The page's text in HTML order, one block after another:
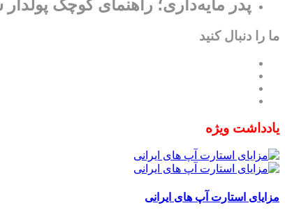
پدر مایه‌داری؛ راهنمای کوچک
ما را دنبال کنید
یادداشت ویژه
مزایای استارت آپ های ایرانی